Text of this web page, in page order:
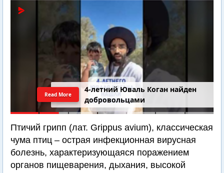
4-летний Юваль Коган найден
добровольцами
Read More
Птичий грипп (лат. Grippus avium), классическая
чума птиц – острая инфекционная вирусная
болезнь, характеризующаяся поражением
органов пищеварения, дыхания, высокой